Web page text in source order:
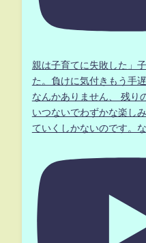
親は子育てに失敗した」
た。負けに気付きもう手
なんかありません、 残り
いつないでわずかな楽し
ていくしかないのです。な